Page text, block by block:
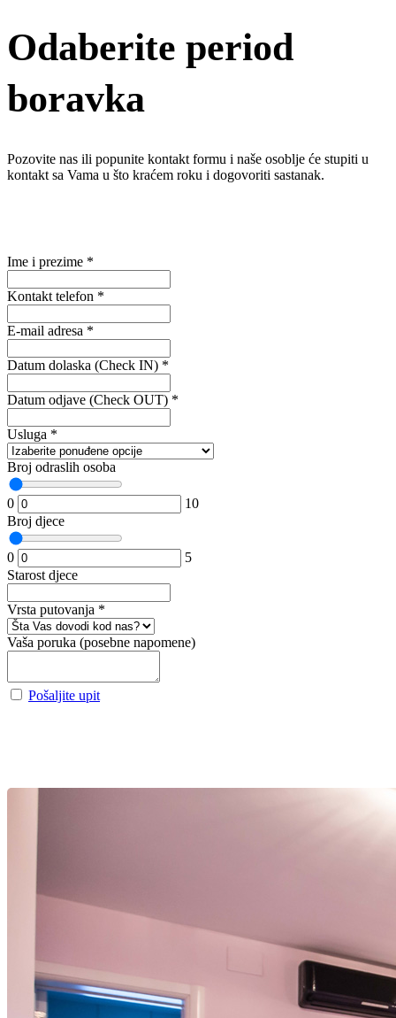
Odaberite period
boravka
Pozovite nas ili popunite kontakt formu i naše osoblje će stupiti u
kontakt sa Vama u što kraćem roku i dogovoriti sastanak.
Ime i prezime *
Kontakt telefon *
E-mail adresa *
Datum dolaska (Check IN) *
Datum odjave (Check OUT) *
Usluga *
Broj odraslih osoba
0
10
Broj djece
0
5
Starost djece
Vrsta putovanja *
Vaša poruka (posebne napomene)
Pošaljite upit